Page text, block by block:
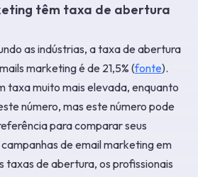
têm taxa de abertura
as indústrias, a taxa de abertura
marketing é de 21,5% (fonte).
taxa muito mais elevada, enquanto
número, mas este número pode
para comparar seus
de email marketing em
taxas de abertura, os profissionais